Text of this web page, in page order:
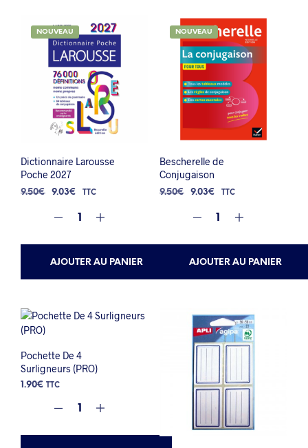
NOUVEAU
Dictionnaire Larousse
Poche 2027
9.50€
Le
initial
9.50€.
9.03€
Le
actuel
9.03€.
TTC
AJOUTER AU PANIER
NOUVEAU
Bescherelle de
Conjugaison
9.50€
Le
initial
9.50€.
9.03€
Le
actuel
9.03€.
TTC
AJOUTER AU PANIER
Pochette De 4
Surligneurs (PRO)
1.90€ TTC